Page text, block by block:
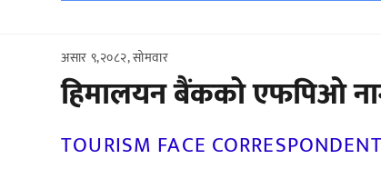
असार ९,२०८२, सोमवार
हिमालयन बैंकको एफपिओ
TOURISM FACE CORRESPONDENT